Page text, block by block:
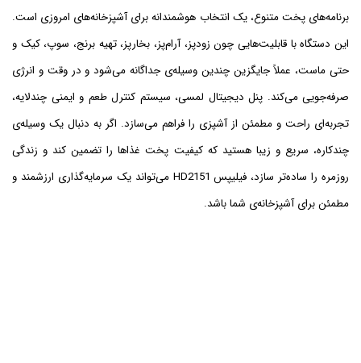
برنامه‌های پخت متنوع، یک انتخاب هوشمندانه برای آشپزخانه‌های امروزی است.
این دستگاه با قابلیت‌هایی چون زودپز، آرام‌پز، بخارپز، تهیه برنج، سوپ، کیک و
حتی ماست، عملاً جایگزین چندین وسیله‌ی جداگانه می‌شود و در وقت و انرژی
صرفه‌جویی می‌کند. پنل دیجیتال لمسی، سیستم کنترل طعم و ایمنی چندلایه،
تجربه‌ای راحت و مطمئن از آشپزی را فراهم می‌سازد. اگر به دنبال یک وسیله‌ی
چندکاره، سریع و زیبا هستید که کیفیت پخت غذاها را تضمین کند و زندگی
روزمره را ساده‌تر سازد، فیلیپس HD2151 می‌تواند یک سرمایه‌گذاری ارزشمند و
مطمئن برای آشپزخانه‌ی شما باشد.